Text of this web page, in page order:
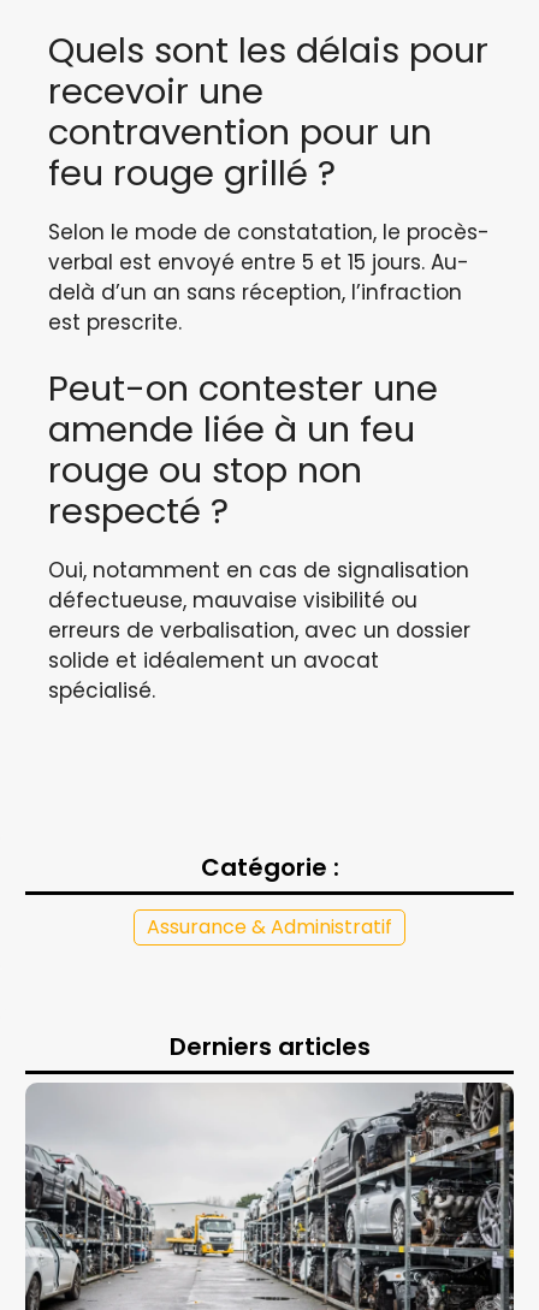
Quels sont les délais pour
recevoir une
contravention pour un
feu rouge grillé ?
Selon le mode de constatation, le procès-
verbal est envoyé entre 5 et 15 jours. Au-
delà d’un an sans réception, l’infraction
est prescrite.
Peut-on contester une
amende liée à un feu
rouge ou stop non
respecté ?
Oui, notamment en cas de signalisation
défectueuse, mauvaise visibilité ou
erreurs de verbalisation, avec un dossier
solide et idéalement un avocat
spécialisé.
Catégorie :
Assurance & Administratif
Derniers articles